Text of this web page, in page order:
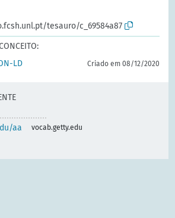
tesauro/c_69584a87
LD Criado em 08/12/2020
aa
vocab.getty.edu